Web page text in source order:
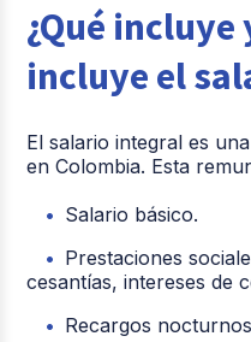
¿Qué incluye
incluye el
El salario integral es
en Colombia. Esta
Salario básico.
Prestaciones
cesantías, intereses de
Recargos